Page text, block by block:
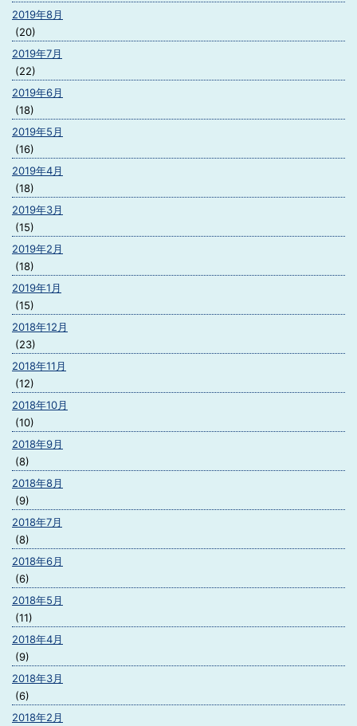
2019年8月
(20)
2019年7月
(22)
2019年6月
(18)
2019年5月
(16)
2019年4月
(18)
2019年3月
(15)
2019年2月
(18)
2019年1月
(15)
2018年12月
(23)
2018年11月
(12)
2018年10月
(10)
2018年9月
(8)
2018年8月
(9)
2018年7月
(8)
2018年6月
(6)
2018年5月
(11)
2018年4月
(9)
2018年3月
(6)
2018年2月